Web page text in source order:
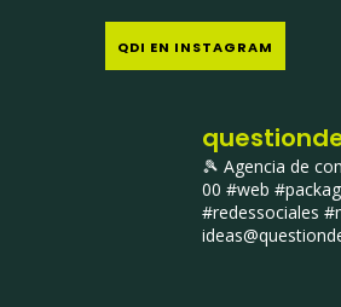
QDI EN INSTAGRAM
🎾 Agencia de
00 #web
#redessociales